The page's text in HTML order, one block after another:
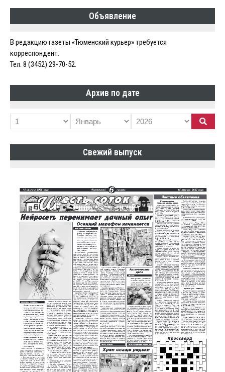
Объявление
В редакцию газеты «Тюменский курьер» требуется
корреспондент.
Тел. 8 (3452) 29-70-52.
Архив по дате
Свежий выпуск